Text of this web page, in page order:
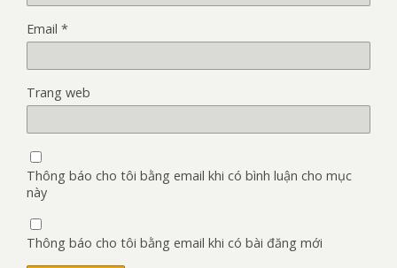
Email *
Trang web
Thông báo cho tôi bằng email khi có bình luận cho mục
này
Thông báo cho tôi bằng email khi có bài đăng mới